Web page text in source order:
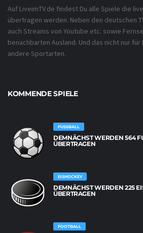
Auf LiveimTV.de findest Du alle Spiele die
übertragen werden. Neben den deutschen
auch Streams von Youtube etc. sowie
benachbarten Ausland. Und das nicht nur
andere Sportarten.
KOMMENDE SPIELE
FUSSBALL
DEMNÄCHST WERDEN 564
BERTRAGEN
EISHOCKEY
DEMNÄCHST WERDEN 225
ÜBERTRAGEN
FOOTBALL